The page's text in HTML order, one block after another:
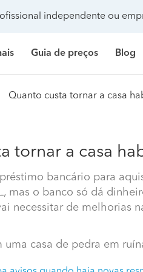
independente ou
Construção de piscina
Engenheiros
Guia de preços
de cozinha
de escritório
Preço
Preço
Blog
Decoração de
Quanto custa tornar a casa
tornar a casa
bancário para
mas o banco só dá
necessitar de melhorias
casa de pedra em